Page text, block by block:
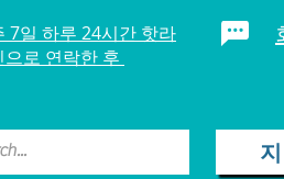
7일 하루 24시간 핫라
으로 연락한 후